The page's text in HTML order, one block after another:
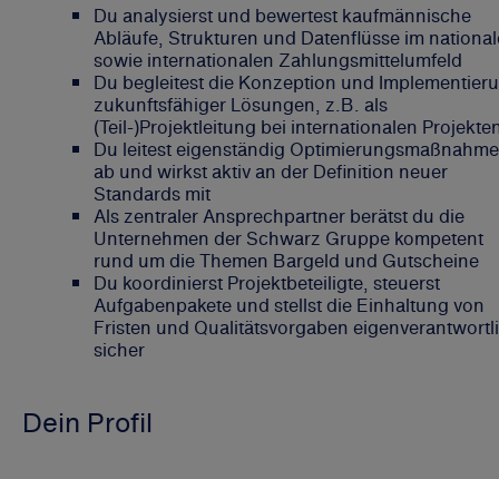
Du analysierst und bewertest kaufmännische
Abläufe, Strukturen und Datenflüsse im
sowie internationalen Zahlungsmittelumfeld
Du begleitest die Konzeption und
zukunftsfähiger Lösungen, z.B. als
(Teil-)Projektleitung bei internationalen
Du leitest eigenständig
ab und wirkst aktiv an der Definition neuer
Standards mit
Als zentraler Ansprechpartner berätst du die
Unternehmen der Schwarz Gruppe kompetent
rund um die Themen Bargeld und Gutscheine
Du koordinierst Projektbeteiligte, steuerst
Aufgabenpakete und stellst die Einhaltung von
Fristen und Qualitätsvorgaben
sicher
Dein Profil